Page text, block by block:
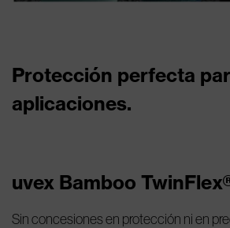
Protección perfecta
aplicaciones.
uvex Bamboo
Sin concesiones en protección ni en